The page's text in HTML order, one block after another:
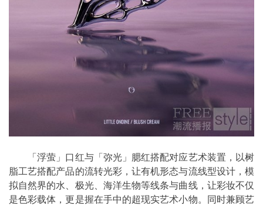
「浮萤」口红与「弥光」腮红搭配对应艺术装置，以树
脂工艺搭配产品的流转光彩，让有机形态与流线型设计，模
拟自然界的水、极光、海洋生物等线条与曲线，让彩妆不仅
是色彩载体，更是握在手中的超现实艺术小物。同时兼顾艺